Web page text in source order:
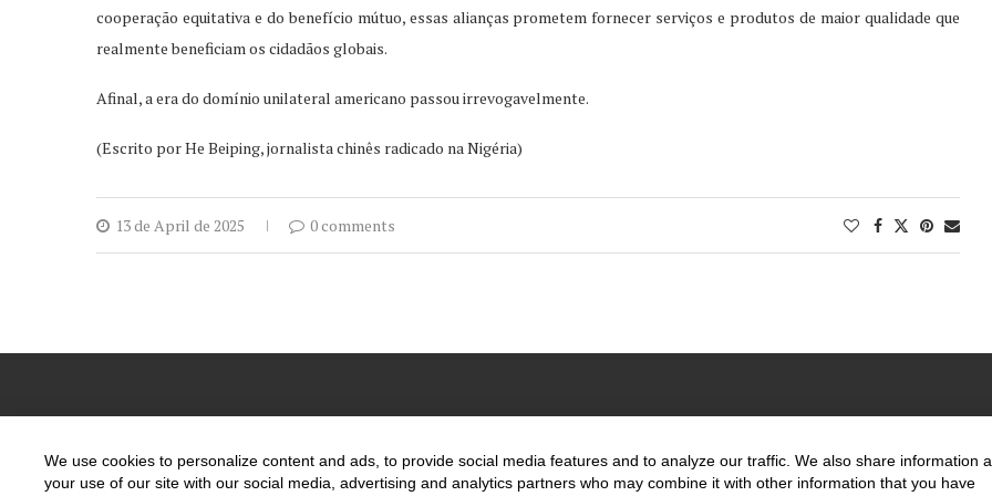
cooperação equitativa e do benefício mútuo, essas alianças prometem fornecer serviços e produtos de maior qualidade que
realmente beneficiam os cidadãos globais.
Afinal, a era do domínio unilateral americano passou irrevogavelmente.
(Escrito por He Beiping, jornalista chinês radicado na Nigéria)
13 de April de 2025 0 comments
@2020 - All Right Reserved. Designed and Developed byUios
We use cookies to personalize content and ads, to provide social media features and to analyze our traffic. We also share information
your use of our site with our social media, advertising and analytics partners who may combine it with other information that you have
PT